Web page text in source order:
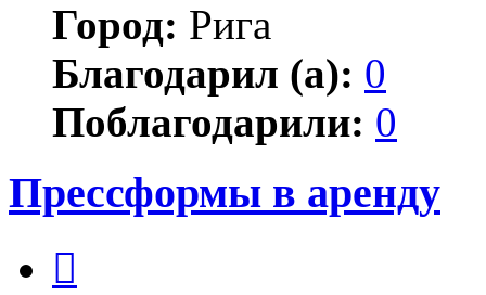
Город: Рига
Благодарил (а): 0
Поблагодарили: 0
Прессформы в аренду